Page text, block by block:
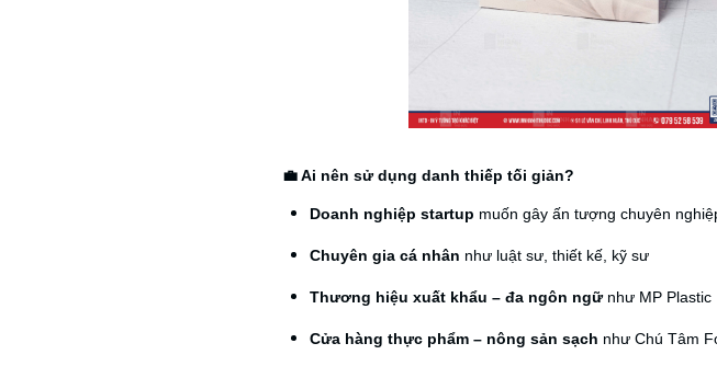
💼 Ai nên sử dụng danh thiếp tối giản?
Doanh nghiệp startup muốn gây ấn tượng chuyên
Chuyên gia cá nhân như luật sư, thiết kế, kỹ sư
Thương hiệu xuất khẩu – đa ngôn ngữnhư MP Plastic
Cửa hàng thực phẩm – nông sản sạch như Chú Tâm